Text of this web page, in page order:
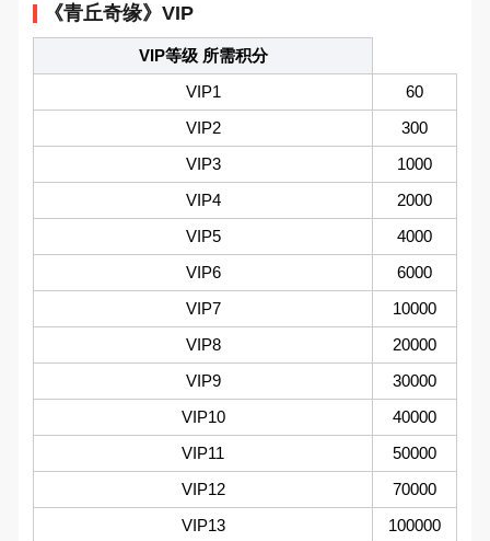
《青丘奇缘》VIP
VIP等级 所需积分
VIP1
60
VIP2
300
VIP3
1000
VIP4
2000
VIP5
4000
VIP6
6000
VIP7
10000
VIP8
20000
VIP9
30000
VIP10
40000
VIP11
50000
VIP12
70000
VIP13
100000